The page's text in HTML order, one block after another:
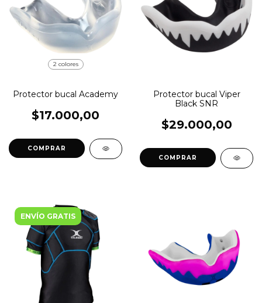
2 colores
Protector bucal Academy
$17.000,00
COMPRAR
Protector bucal Viper
Black SNR
$29.000,00
COMPRAR
ENVÍO GRATIS